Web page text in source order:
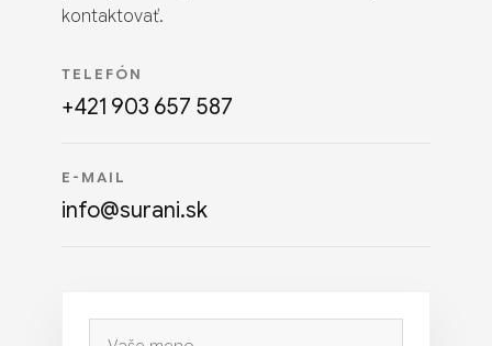
kontaktovať.
TELEFÓN
+421 903 657 587
E-MAIL
info@surani.sk